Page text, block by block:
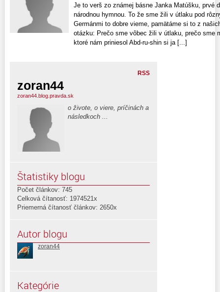
Je to verš zo známej básne Janka Matúšku, prvé
národnou hymnou. To že sme žili v útlaku pod
Germánmi to dobre vieme, pamätáme si to z
otázku: Prečo sme vôbec žili v útlaku, prečo sme
ktoré nám priniesol Abd-ru-shin si ja [...]
RSS
zoran44
zoran44.blog.pravda.sk
o živote, o viere, príčinách a
následkoch ...
Štatistiky blogu
Počet článkov: 745
Celková čítanosť: 1974521x
Priemerná čítanosť článkov: 2650x
Autor blogu
zoran44
Kategórie